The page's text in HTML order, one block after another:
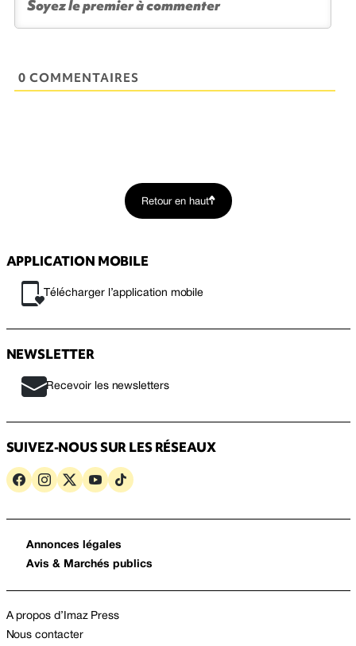
0 COMMENTAIRES
Retour en haut
APPLICATION MOBILE
Télécharger l’application mobile
NEWSLETTER
Recevoir les newsletters
SUIVEZ-NOUS SUR LES RÉSEAUX
Annonces légales
Avis & Marchés publics
A propos d’Imaz Press
Nous contacter